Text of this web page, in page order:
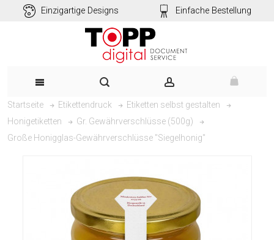
Einzigartige Designs Einfache Bestellung
Startseite Etikettendruck
Etiketten selbst gestalten
Honigetiketten
Gr. Gewährverschlüsse (500g)
Große Honigglas-Gewährverschlüsse "Siegelhonig"